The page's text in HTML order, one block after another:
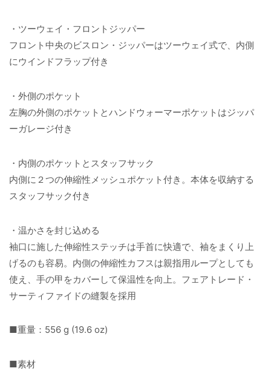
・ツーウェイ・フロントジッパー
フロント中央のビスロン・ジッパーはツーウェイ式で、内側
にウインドフラップ付き
・外側のポケット
左胸の外側のポケットとハンドウォーマーポケットはジッパ
ーガレージ付き
・内側のポケットとスタッフサック
内側に２つの伸縮性メッシュポケット付き。本体を収納する
スタッフサック付き
・温かさを封じ込める
袖口に施した伸縮性ステッチは手首に快適で、袖をまくり上
げるのも容易。内側の伸縮性カフスは親指用ループとしても
使え、手の甲をカバーして保温性を向上。フェアトレード・
サーティファイドの縫製を採用
■重量：556 g (19.6 oz)
■素材